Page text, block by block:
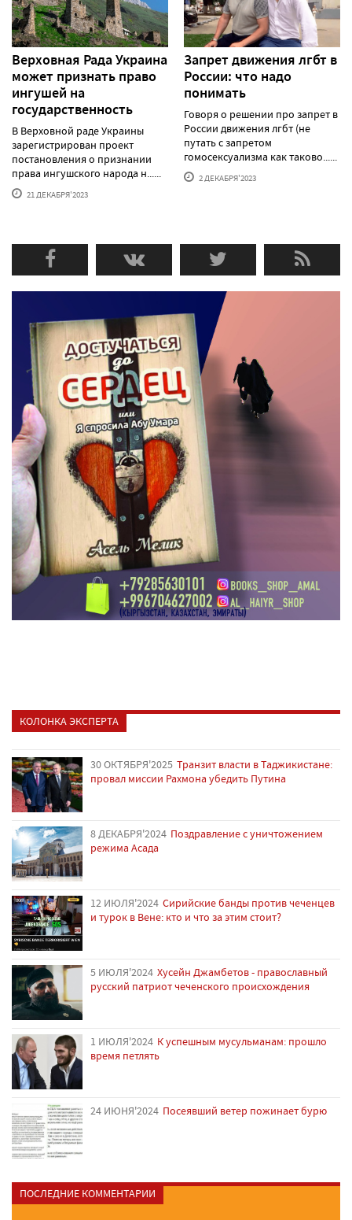
Верховная Рада Украина
может признать право
ингушей на
государственность
В Верховной раде Украины
зарегистрирован проект
постановления о признании
права ингушского народа н......
21 ДЕКАБРЯ'2023
Запрет движения лгбт в
России: что надо
понимать
Говоря о решении про запрет в
России движения лгбт (не
путать с запретом
гомосексуализма как таково......
2 ДЕКАБРЯ'2023
КОЛОНКА ЭКСПЕРТА
30 ОКТЯБРЯ'2025 Транзит власти в Таджикистане:
провал миссии Рахмона убедить Путина
8 ДЕКАБРЯ'2024 Поздравление с уничтожением
режима Асада
12 ИЮЛЯ'2024 Сирийские банды против чеченцев
и турок в Вене: кто и что за этим стоит?
5 ИЮЛЯ'2024 Хусейн Джамбетов - православный
русский патриот чеченского происхождения
1 ИЮЛЯ'2024 К успешным мусульманам: прошло
время петлять
24 ИЮНЯ'2024 Посеявший ветер пожинает бурю
ПОСЛЕДНИЕ КОММЕНТАРИИ